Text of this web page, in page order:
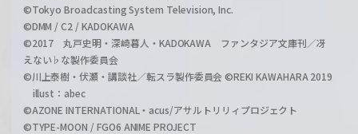
©Tokyo Broadcasting System Television, Inc.
©DMM / C2 / KADOKAWA
©2017 丸戸史明・深崎暮人・KADOKAWA ファンタジア文庫刊／冴
えない♭な製作委員会
©川上泰樹・伏瀬・講談社／転スラ製作委員会 ©REKI KAWAHARA 2019
illust：abec
©AZONE INTERNATIONAL・acus/アサルトリリィプロジェクト
©TYPE-MOON / FGO6 ANIME PROJECT